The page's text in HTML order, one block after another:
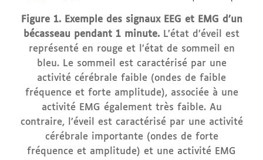
Figure 1. Exemple des signaux EEG et EMG d’un
bécasseau pendant 1 minute. L’état d’éveil est
représenté en rouge et l’état de sommeil en
bleu. Le sommeil est caractérisé par une
activité cérébrale faible (ondes de faible
fréquence et forte amplitude), associée à une
activité EMG également très faible. Au
contraire, l’éveil est caractérisé par une activité
cérébrale importante (ondes de forte
fréquence et amplitude) et une activité EMG